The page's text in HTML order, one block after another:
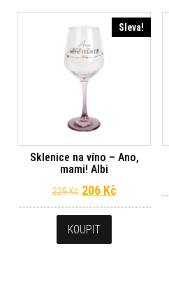
Sleva!
Sklenice na víno – Ano,
mami! Albi
229Kč Původní cena
206 KčAktuální
KOUPIT